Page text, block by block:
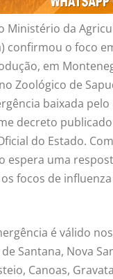
Ministério da
confirmou o foco
em
Zoológico de
baixada pelo
decreto
do Estado.
espera uma
focos de
é válido
Santana, Nova
Canoas,